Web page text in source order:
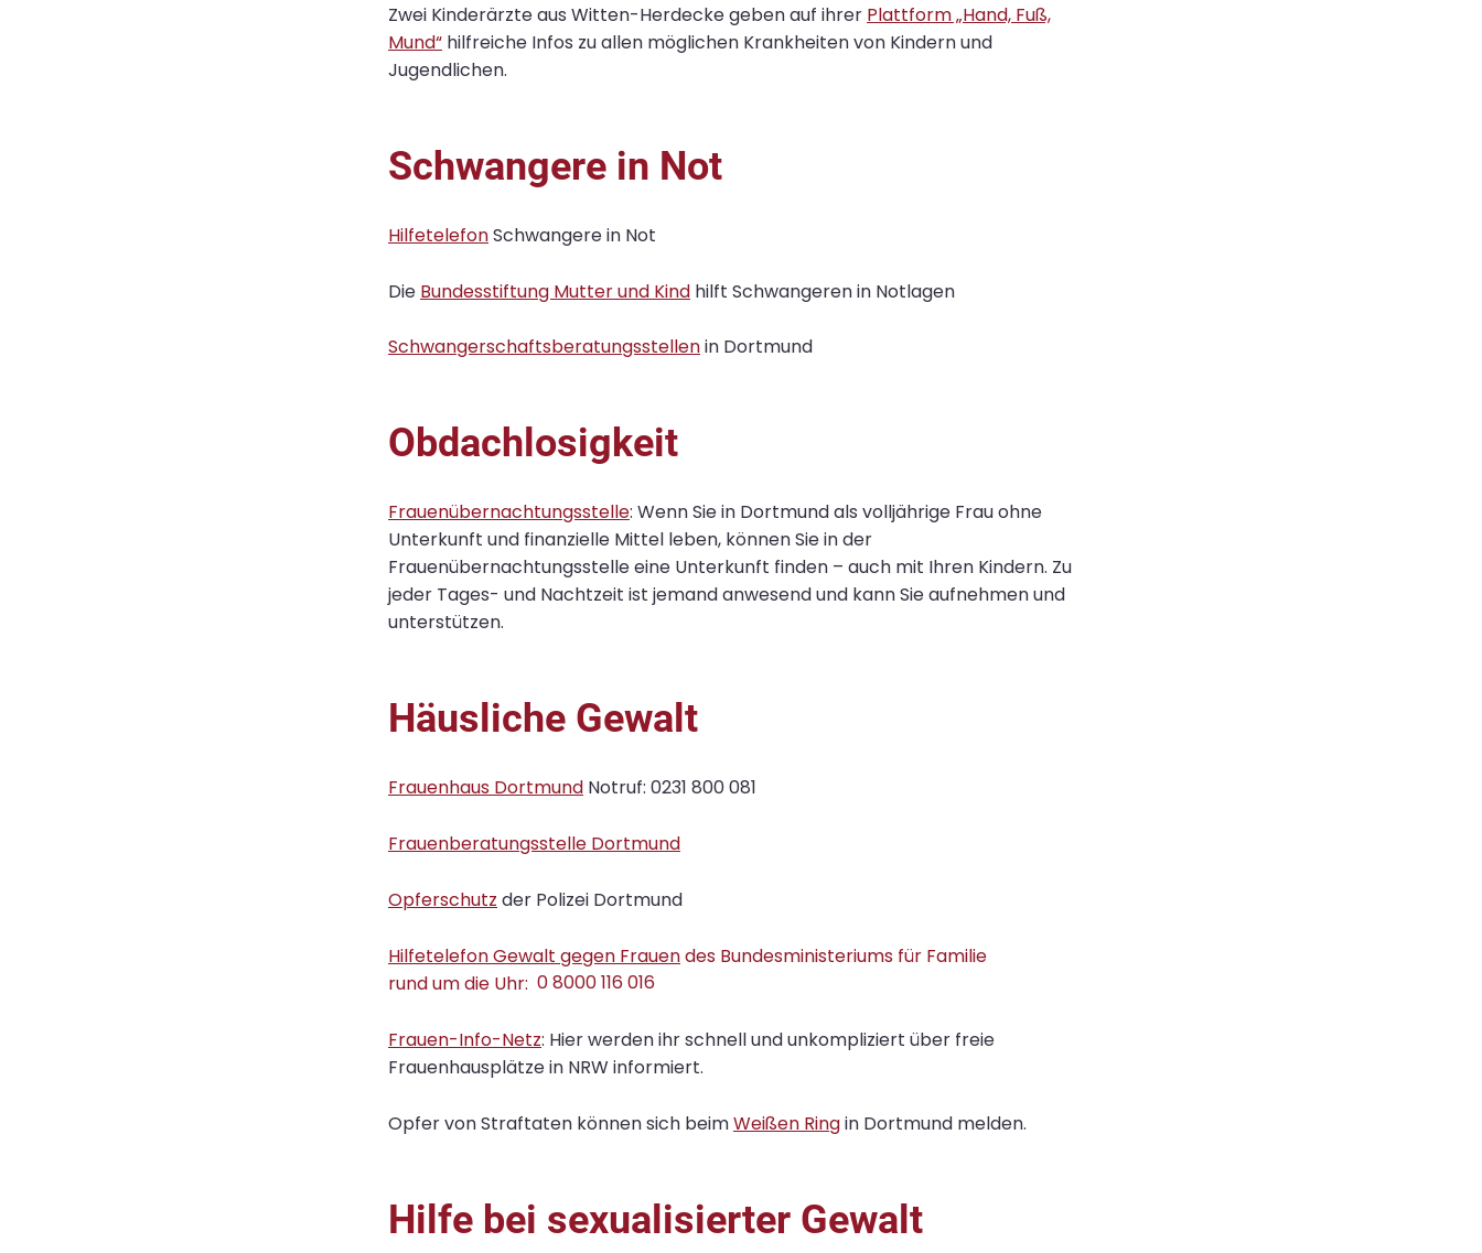
Zwei Kinderärzte aus Witten-Herdecke geben auf ihrer Plattform „Hand, Fuß,
Mund“ hilfreiche Infos zu allen möglichen Krankheiten von Kindern und
Jugendlichen.
Schwangere in Not
HilfetelefonSchwangere in Not
Die Bundesstiftung Mutter und Kind hilft Schwangeren in Notlagen
Schwangerschaftsberatungsstellenin Dortmund
Obdachlosigkeit
Frauenübernachtungsstelle: Wenn Sie in Dortmund als volljährige Frau ohne
Unterkunft und finanzielle Mittel leben, können Sie in der
Frauenübernachtungsstelle eine Unterkunft finden – auch mit Ihren Kindern. Zu
jeder Tages- und Nachtzeit ist jemand anwesend und kann Sie aufnehmen und
unterstützen.
Häusliche Gewalt
Frauenhaus Dortmund Notruf: 0231 800 081
Frauenberatungsstelle Dortmund
Opferschutz der Polizei Dortmund
Hilfetelefon Gewalt gegen Frauendes Bundesministeriums für Familie
rund um die Uhr: 0 8000 116 016
Frauen-Info-Netz: Hier werden ihr schnell und unkompliziert über freie
Frauenhausplätze in NRW informiert.
Opfer von Straftaten können sich beimWeißen Ringin Dortmund melden.
Hilfe bei sexualisierter Gewalt